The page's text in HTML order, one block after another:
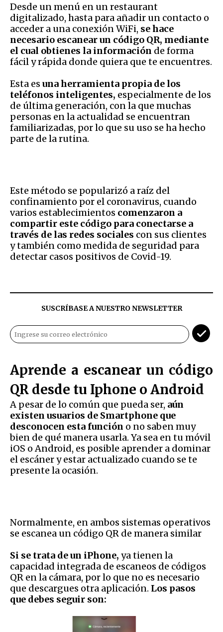
Desde un menú en un restaurant
digitalizado, hasta para añadir un contacto o
acceder a una conexión WiFi, se hace
necesario escanear un código QR, mediante
el cual obtienes la información de forma
fácil y rápida donde quiera que te encuentres.
Esta es una herramienta propia de los
teléfonos inteligentes, especialmente de los
de última generación, con la que muchas
personas en la actualidad se encuentran
familiarizadas, por lo que su uso se ha hecho
parte de la rutina.
Este método se popularizó a raíz del
confinamiento por el coronavirus, cuando
varios establecimientos comenzaron a
compartir este código para conectarse a
través de las redes sociales con sus clientes
y también como medida de seguridad para
detectar casos positivos de Covid-19.
SUSCRÍBASE A NUESTRO NEWSLETTER
Aprende a escanear un código
QR desde tu Iphone o Android
A pesar de lo común que pueda ser, aún
existen usuarios de Smartphone que
desconocen esta función o no saben muy
bien de qué manera usarla. Ya sea en tu móvil
iOS o Android, es posible aprender a dominar
el escáner y estar actualizado cuando se te
presente la ocasión.
Normalmente, en ambos sistemas operativos
se escanea un código QR de manera similar
Si se trata de un iPhone, ya tienen la
capacidad integrada de escaneos de códigos
QR en la cámara, por lo que no es necesario
que descargues otra aplicación. Los pasos
que debes seguir son: